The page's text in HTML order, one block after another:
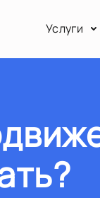
Услуги